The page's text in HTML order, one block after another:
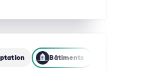
Bâtiments